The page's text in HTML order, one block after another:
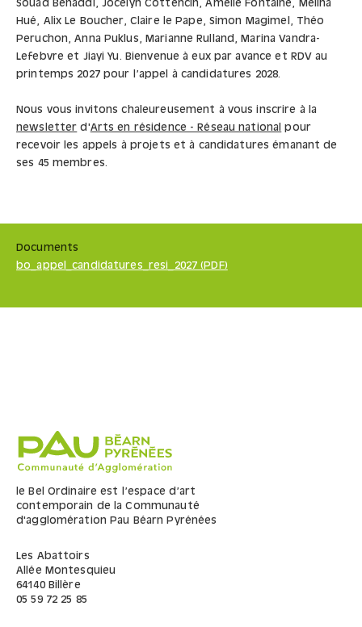
Souad Benaddi, Jocelyn Cottencin, Amélie Fontaine, Mélina
Hué, Alix Le Boucher, Claire le Pape, Simon Magimel, Théo
Peruchon, Anna Puklus, Marianne Rulland, Marina Vandra-
Lefebvre et Jiayi Yu. Bienvenue à eux par avance et RDV au
printemps 2027 pour l’appel à candidatures 2028.
Nous vous invitons chaleureusement à vous inscrire à la
newsletter d'Arts en résidence - Réseau national
pour
recevoir les appels à projets et à candidatures émanant de
ses 45 membres.
Documents
bo_appel_candidatures_resi_2027 (PDF)
le Bel Ordinaire est l’espace d’art
contemporain de la Communauté
d'agglomération Pau Béarn Pyrénées
Les Abattoirs
Allée Montesquieu
64140 Billère
05 59 72 25 85